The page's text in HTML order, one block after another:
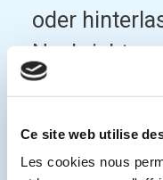
Ce site web utilise
Les cookies nous
oder
Nachricht